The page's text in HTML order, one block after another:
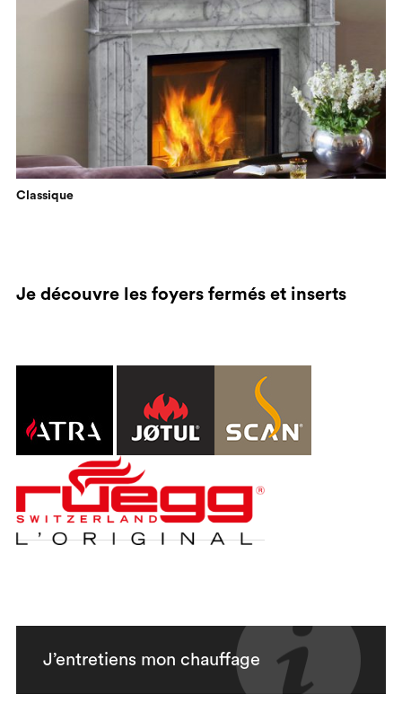
Classique
Je découvre les foyers fermés et inserts
J’entretiens mon chauffage